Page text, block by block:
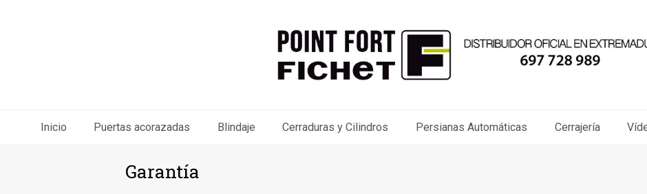
Inicio Puertas acorazadas Blindaje Cerraduras y Cilindros Persianas Automáticas Cerrajería
Garantía